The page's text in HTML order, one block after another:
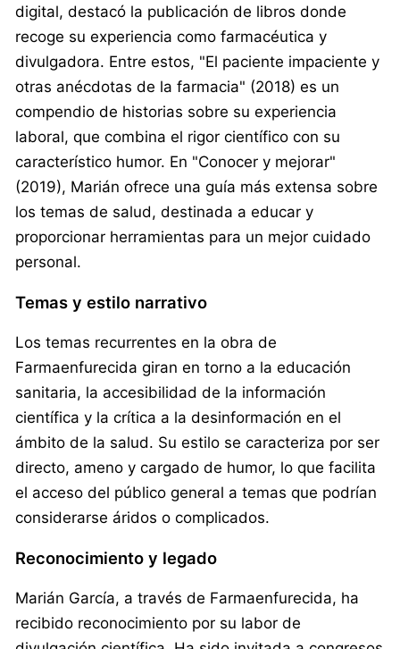
digital, destacó la publicación de libros donde
recoge su experiencia como farmacéutica y
divulgadora. Entre estos, "El paciente impaciente y
otras anécdotas de la farmacia" (2018) es un
compendio de historias sobre su experiencia
laboral, que combina el rigor científico con su
característico humor. En "Conocer y mejorar"
(2019), Marián ofrece una guía más extensa sobre
los temas de salud, destinada a educar y
proporcionar herramientas para un mejor cuidado
personal.
Temas y estilo narrativo
Los temas recurrentes en la obra de
Farmaenfurecida giran en torno a la educación
sanitaria, la accesibilidad de la información
científica y la crítica a la desinformación en el
ámbito de la salud. Su estilo se caracteriza por ser
directo, ameno y cargado de humor, lo que facilita
el acceso del público general a temas que podrían
considerarse áridos o complicados.
Reconocimiento y legado
Marián García, a través de Farmaenfurecida, ha
recibido reconocimiento por su labor de